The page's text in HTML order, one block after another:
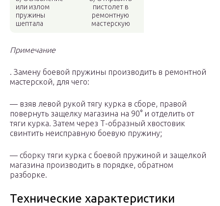
или излом
пружины
шептала
пистолет в
ремонтную
мастерскую
Примечание
. Замену боевой пружины производить в ремонтной
мастерской, для чего:
— взяв левой рукой тягу курка в сборе, правой
повернуть защелку магазина на 90° и отделить от
тяги курка. Затем через Т-образный хвостовик
свинтить неисправную боевую пружину;
— сборку тяги курка с боевой пружиной и защелкой
магазина производить в порядке, обратном
разборке.
Технические характеристики